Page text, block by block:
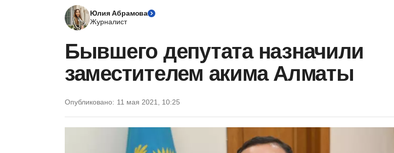
Юлия Абрамова
Журналист
Бывшего депутата назначили
заместителем акима Алматы
Опубликовано: 11 мая 2021, 10:25